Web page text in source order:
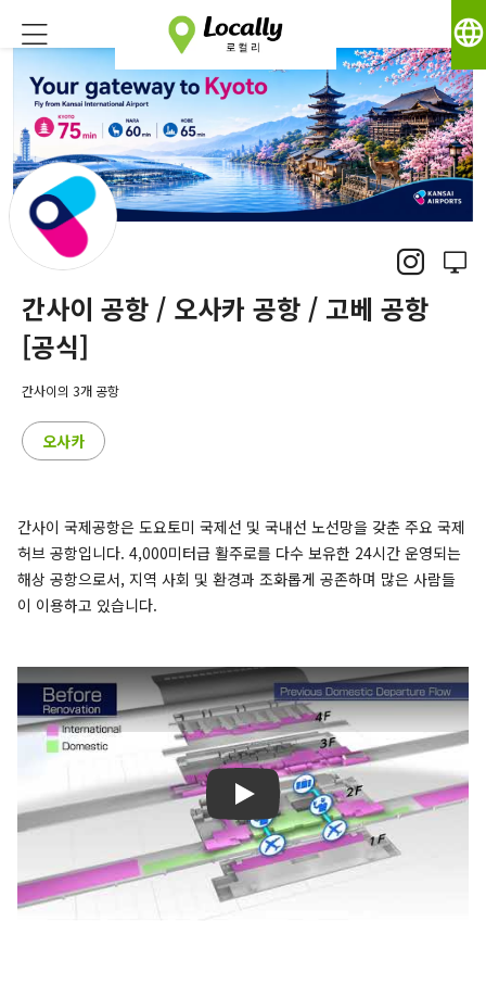
language
간사이 공항 / 오사카 공항 / 고베 공항
[공식]
간사이의 3개 공항
오사카
간사이 국제공항은 도요토미 국제선 및 국내선 노선망을 갖춘 주요 국제
허브 공항입니다. 4,000미터급 활주로를 다수 보유한 24시간 운영되는
해상 공항으로서, 지역 사회 및 환경과 조화롭게 공존하며 많은 사람들
이 이용하고 있습니다.